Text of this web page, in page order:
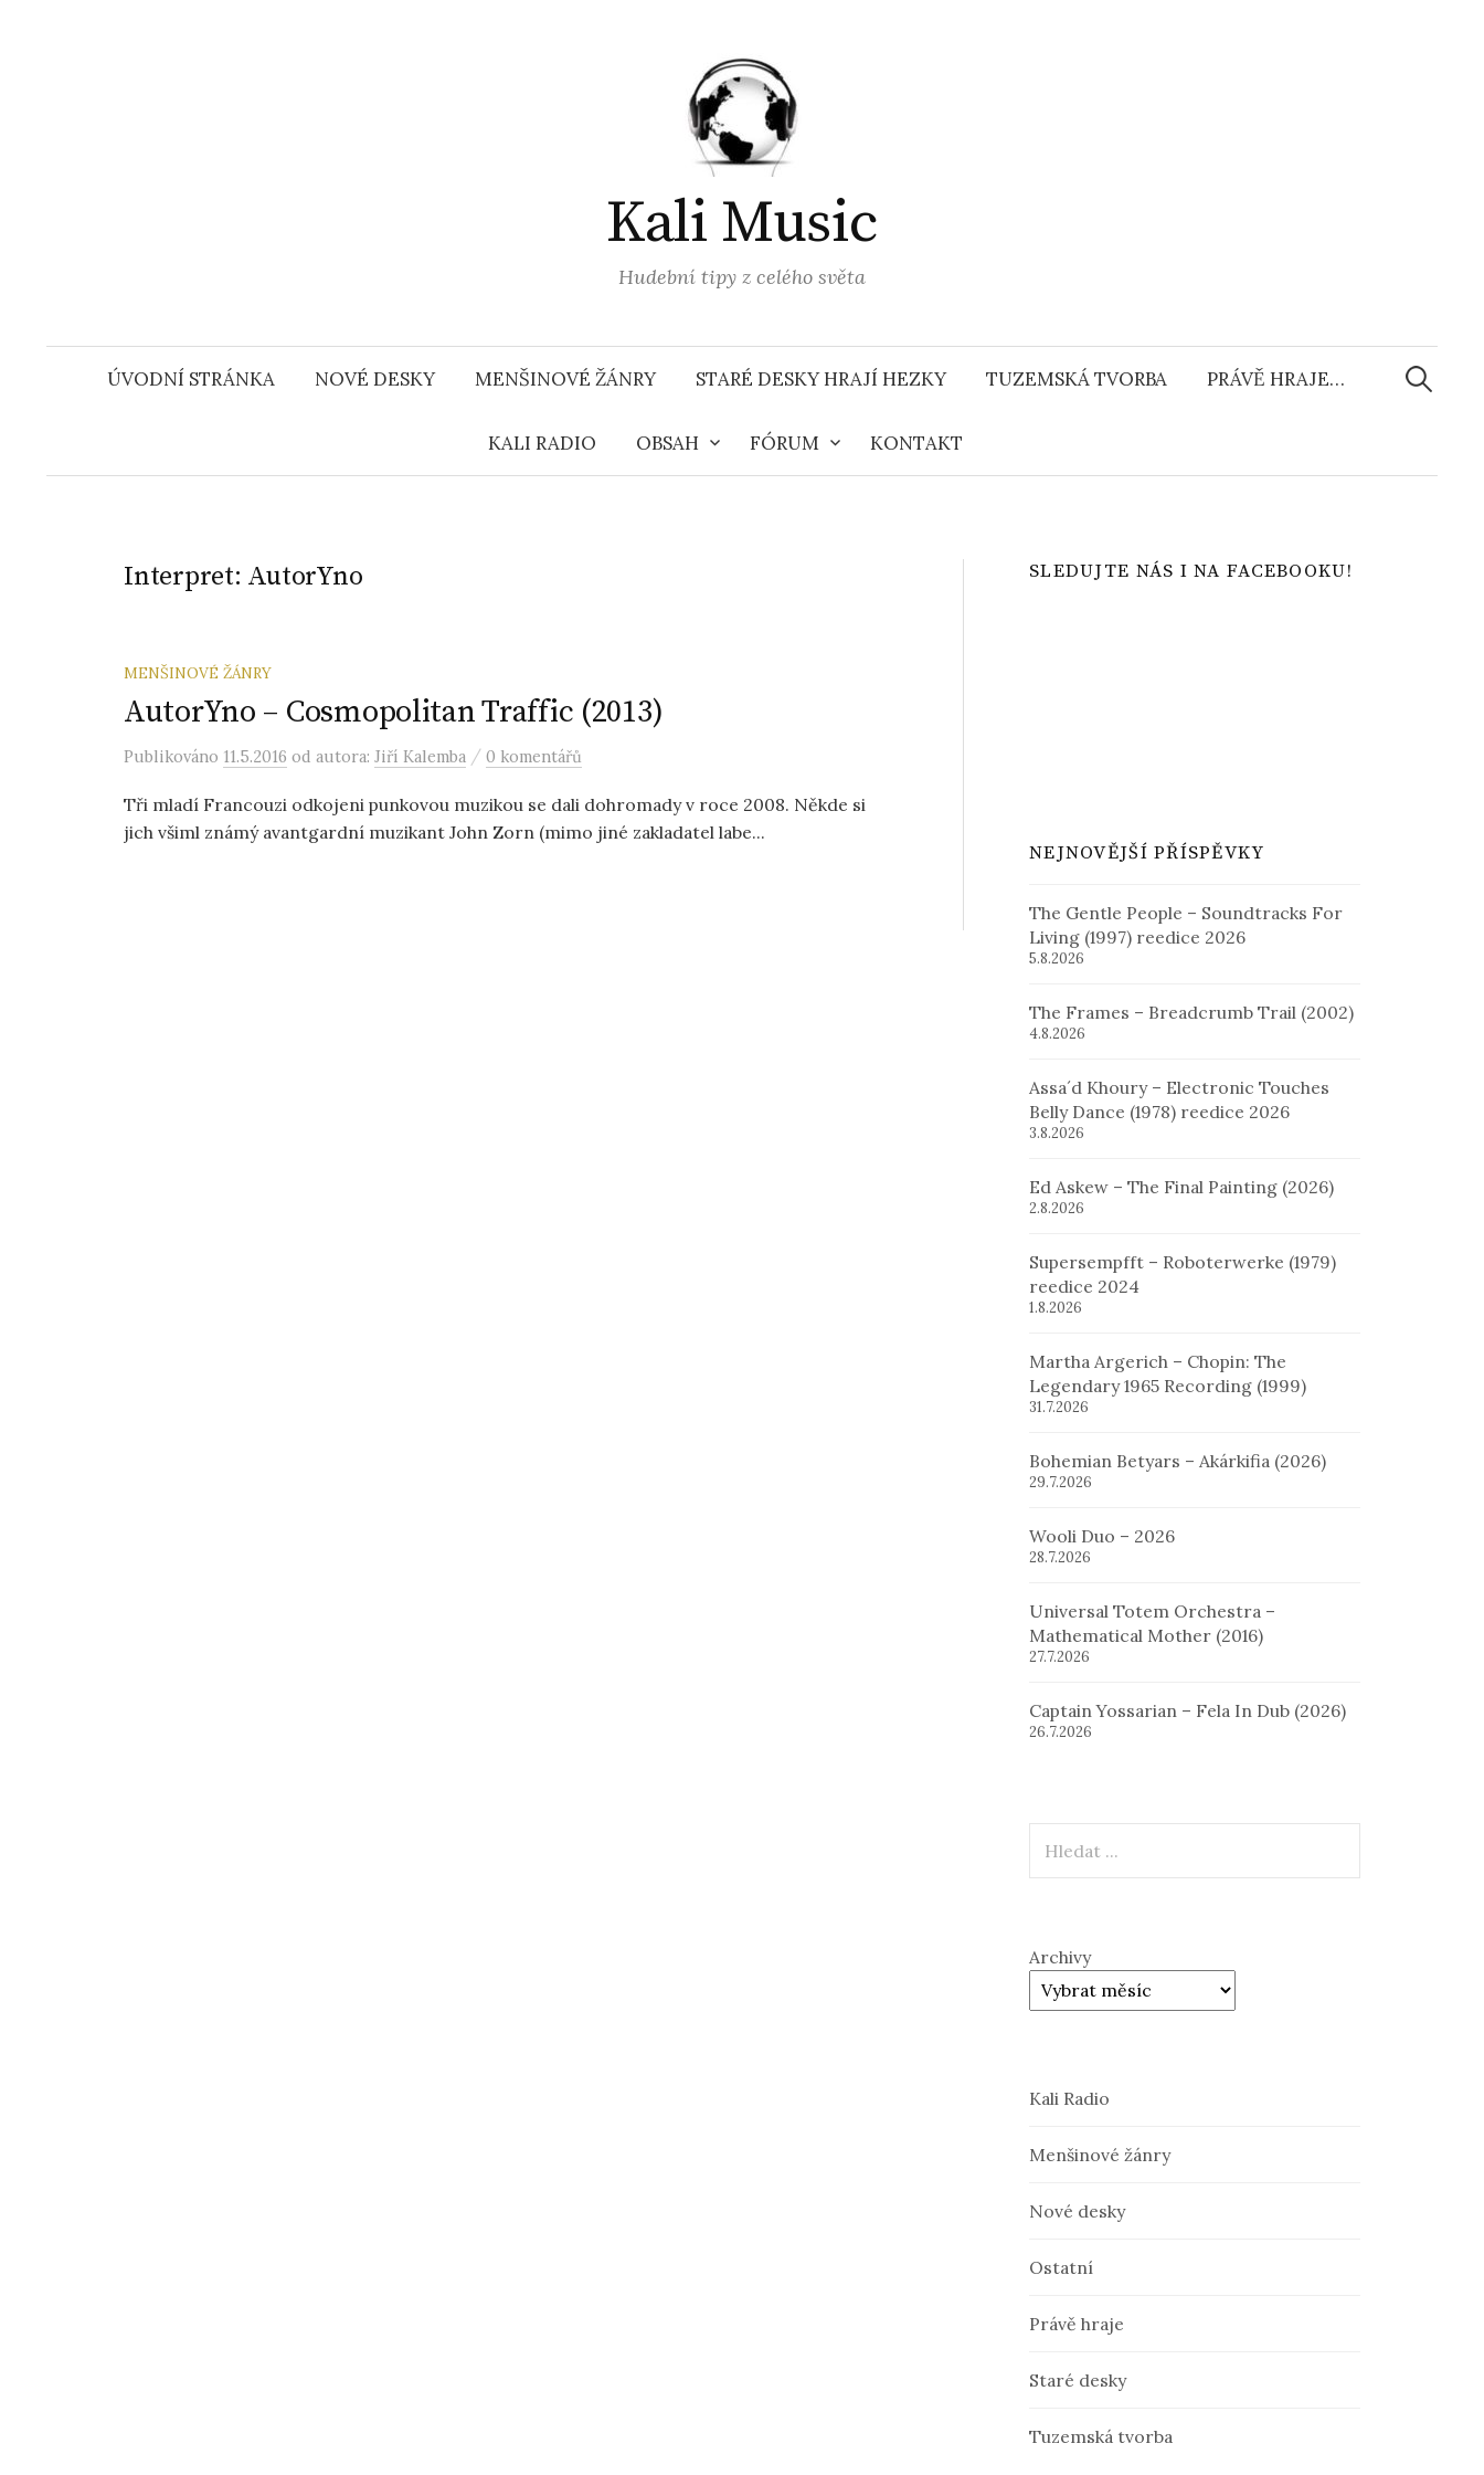
Kali Music
Hudební tipy z celého světa
ÚVODNÍ STRÁNKA NOVÉ DESKY MENŠINOVÉ ŽÁNRY STARÉ DESKY HRAJÍ HEZKY TUZEMSKÁ TVORBA PRÁVĚ HRAJE…
KALI RADIO OBSAH FÓRUM KONTAKT
Interpret: AutorYno
MENŠINOVÉ ŽÁNRY
AutorYno – Cosmopolitan Traffic (2013)
Publikováno 11.5.2016 od autora: Jiří Kalemba / 0 komentářů
Tři mladí Francouzi odkojeni punkovou muzikou se dali dohromady v roce 2008. Někde si
jich všiml známý avantgardní muzikant John Zorn (mimo jiné zakladatel labe...
SLEDUJTE NÁS I NA FACEBOOKU!
NEJNOVĚJŠÍ PŘÍSPĚVKY
The Gentle People – Soundtracks For
Living (1997) reedice 2026
5.8.2026
The Frames – Breadcrumb Trail (2002)
4.8.2026
Assa´d Khoury – Electronic Touches
Belly Dance (1978) reedice 2026
3.8.2026
Ed Askew – The Final Painting (2026)
2.8.2026
Supersempfft – Roboterwerke (1979)
reedice 2024
1.8.2026
Martha Argerich – Chopin: The
Legendary 1965 Recording (1999)
31.7.2026
Bohemian Betyars – Akárkifia (2026)
29.7.2026
Wooli Duo – 2026
28.7.2026
Universal Totem Orchestra –
Mathematical Mother (2016)
27.7.2026
Captain Yossarian – Fela In Dub (2026)
26.7.2026
Archivy
Kali Radio
Menšinové žánry
Nové desky
Ostatní
Právě hraje
Staré desky
Tuzemská tvorba